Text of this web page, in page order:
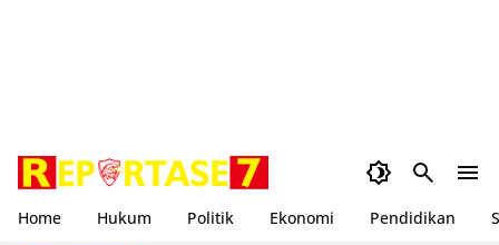
Home Hukum Politik Ekonomi Pendidikan